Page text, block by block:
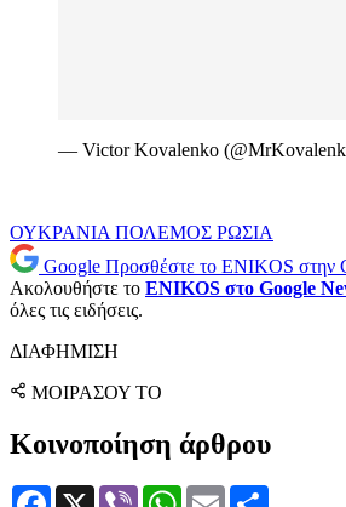
— Victor Kovalenko
ΟΥΚΡΑΝΙΑ ΠΟΛΕΜΟΣ ΡΩΣΙΑ
Google Προσθέστε το ENIKOS στην
Ακολουθήστε το ENIKOS στο Google
όλες τις ειδήσεις.
ΔΙΑΦΗΜΙΣΗ
ΜΟΙΡΑΣΟΥ ΤΟ
Κοινοποίηση άρθρου
Facebook
X Viber WhatsApp
Email